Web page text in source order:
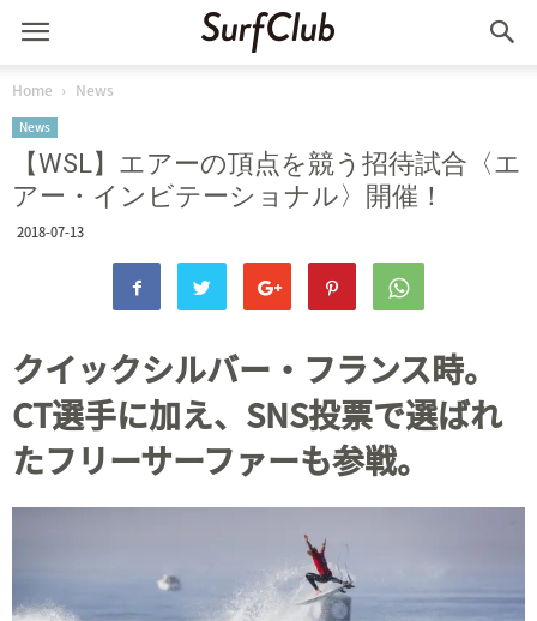
Home News
News
【WSL】エアーの頂点を競う招待試合〈エ
アー・インビテーショナル〉開催！
2018-07-13
クイックシルバー・フランス時。
CT選手に加え、SNS投票で選ばれ
たフリーサーファーも参戦。